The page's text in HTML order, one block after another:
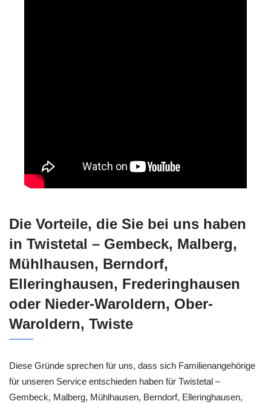
Die Vorteile, die Sie bei uns haben
in Twistetal – Gembeck, Malberg,
Mühlhausen, Berndorf,
Elleringhausen, Frederinghausen
oder Nieder-Waroldern, Ober-
Waroldern, Twiste
Diese Gründe sprechen für uns, dass sich Familienangehörige
für unseren Service entschieden haben für Twistetal –
Gembeck, Malberg, Mühlhausen, Berndorf, Elleringhausen,